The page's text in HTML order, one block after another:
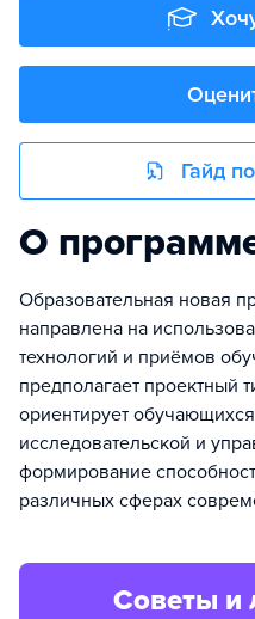
Гайд
О
Образовательная новая
направлена на
технологий и приёмов
предполагает проектный
ориентирует
исследовательской и
формирование
различных сферах
Советы и